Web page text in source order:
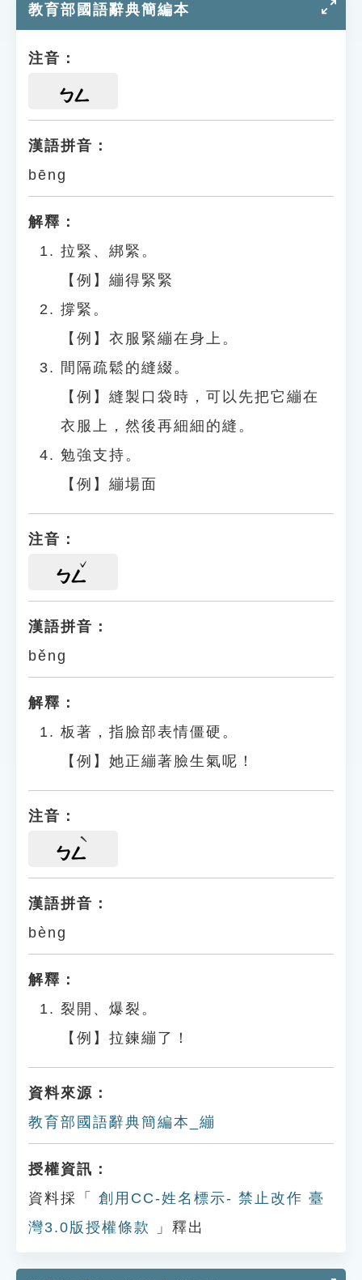
教育部國語辭典簡編本
注音：
ㄅㄥ
漢語拼音：
bēng
解釋：
拉緊、綁緊。
【例】繃得緊緊
撐緊。
【例】衣服緊繃在身上。
間隔疏鬆的縫綴。
【例】縫製口袋時，可以先把它繃在
衣服上，然後再細細的縫。
勉強支持。
【例】繃場面
注音：
ㄅㄥ
漢語拼音：
běng
解釋：
板著，指臉部表情僵硬。
【例】她正繃著臉生氣呢！
注音：
ㄅㄥ
漢語拼音：
bèng
解釋：
裂開、爆裂。
【例】拉鍊繃了！
資料來源：
教育部國語辭典簡編本_繃
授權資訊：
資料採「
創用CC-姓名標示- 禁止改作 臺
灣3.0版授權條款
」釋出